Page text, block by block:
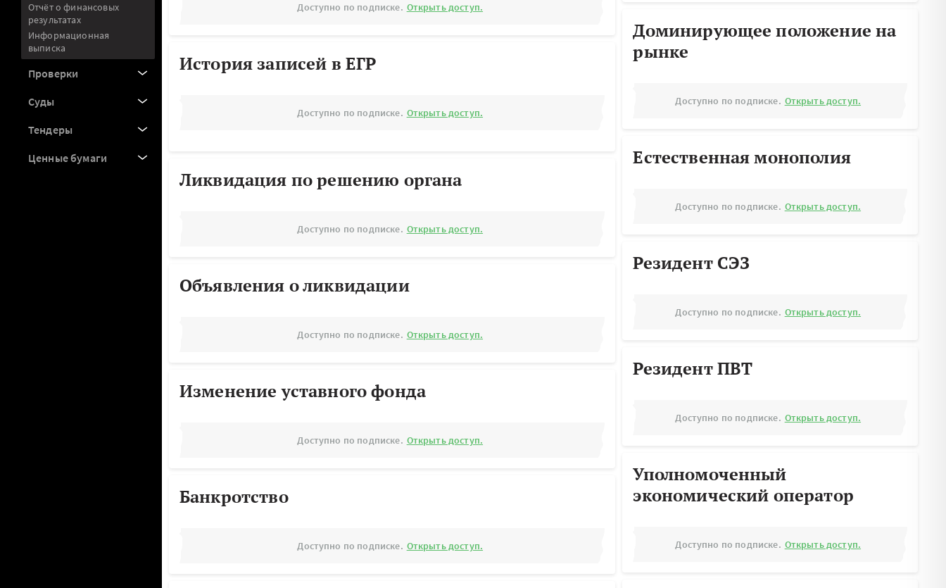
Отчёт о финансовых
результатах
Информационная
выписка
Проверки
Суды
Тендеры
Ценные бумаги
Доступно по подписке. Открыть доступ.
История записей в ЕГР
Доступно по подписке. Открыть доступ.
Ликвидация по решению органа
Доступно по подписке. Открыть доступ.
Объявления о ликвидации
Доступно по подписке. Открыть доступ.
Изменение уставного фонда
Доступно по подписке. Открыть доступ.
Банкротство
Доступно по подписке. Открыть доступ.
Доминирующее положение на
рынке
Доступно по подписке. Открыть доступ.
Естественная монополия
Доступно по подписке. Открыть доступ.
Резидент СЭЗ
Доступно по подписке. Открыть доступ.
Резидент ПВТ
Доступно по подписке. Открыть доступ.
Уполномоченный
экономический оператор
Доступно по подписке. Открыть доступ.